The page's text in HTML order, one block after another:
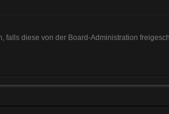
diese von der Board-Administration